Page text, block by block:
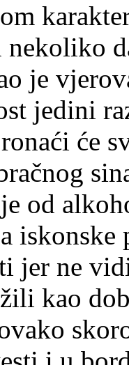
nekoliko
je
jedini
će
od
jer ne
kao